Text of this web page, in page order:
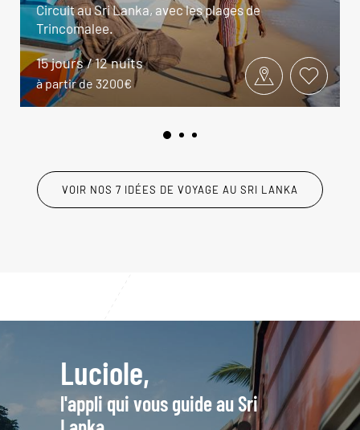
Circuit au Sri Lanka, avec les plages de
Trincomalee.
15 jours / 12 nuits
à partir de 3200€
VOIR NOS 7 IDÉES DE VOYAGE AU SRI LANKA
Luciole,
l'appli qui vous guide au Sri